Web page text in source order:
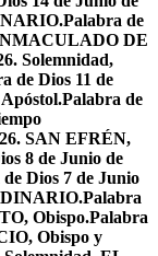
Palabra de
DE
Solemnidad,
de Dios 11 de
Palabra de
SAN EFRÉN,
8 de Junio de
Dios 7 de Junio
Palabra
Obispo.Palabra
Obispo y